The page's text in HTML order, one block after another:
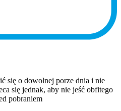
się o dowolnej porze dnia i nie
się jednak, aby nie jeść obfitego
pobraniem